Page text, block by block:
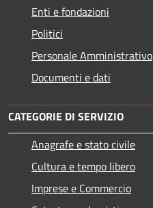
Enti e fondazioni
Politici
Personale Amministrativo
Documenti e dati
CATEGORIE DI SERVIZIO
Anagrafe e stato civile
Cultura e tempo libero
Imprese e Commercio